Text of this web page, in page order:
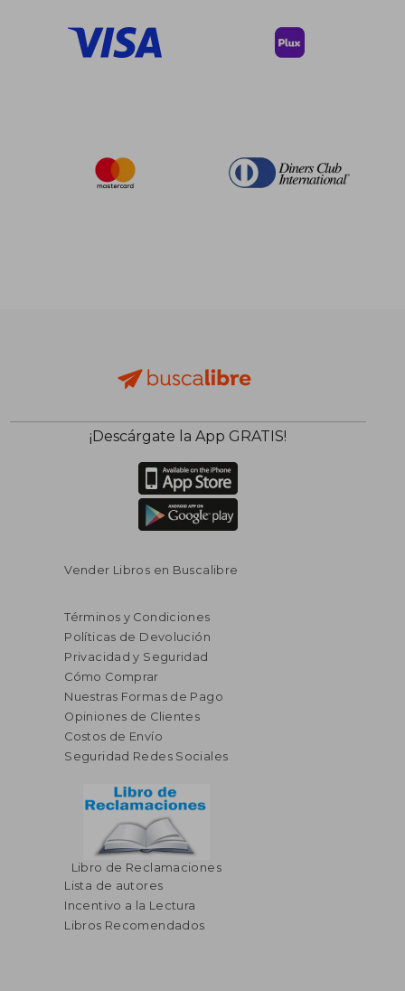
$ 51.70
$ 31.02
40%
dcto.
45%
dcto.
$ 71.34
$ 39.24
¡Descárgate la App GRATIS!
Vender Libros en Buscalibre
Términos y Condiciones
Políticas de Devolución
Privacidad y Seguridad
Cómo Comprar
Nuestras Formas de Pago
Opiniones de Clientes
Costos de Envío
Seguridad Redes Sociales
Libro de Reclamaciones
Lista de autores
Incentivo a la Lectura
Libros Recomendados